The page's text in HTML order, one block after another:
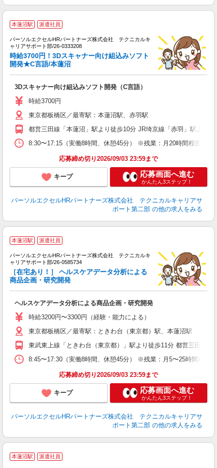
本蓮沼駅 派遣社員
パーソルエクセルHRパートナーズ株式会社 テクニカルキ
ャリアサポート部/26-0333208
時給3700円！3Dスキャナー向け組込みソフト
開発★C言語/本蓮沼
3Dスキャナー向け組込みソフト開発（C言語）
時給3700円
東京都板橋区／最寄駅：本蓮沼駅、赤羽駅
都営三田線「本蓮沼」駅より徒歩10分 JR埼京線「赤羽」駅より民
8:30〜17:15（実働8時間、休憩45分） ※残業：月20時間程度 【
応募締め切り2026/09/03 23:59まで
キープ 応募画面へ進む
かんたん3ステップ！
パーソルエクセルHRパートナーズ株式会社 テクニカルキャリアサ
ポート第二部 の他の求人をみる
本蓮沼駅 派遣社員
パーソルエクセルHRパートナーズ株式会社 テクニカルキ
ャリアサポート部/26-0585734
［在宅あり！］ ヘルスケアデータ分析による
商品企画・研究開発
ヘルスケアデータ分析による商品企画・研究開発
時給3200円〜3300円（経験・能力による）
東京都板橋区／最寄駅：ときわ台（東京都）駅、本蓮沼駅
東武東上線「ときわ台（東京都）」駅より徒歩11分 都営三田線「
8:45〜17:30（実働8時間、休憩45分） ※残業：月5〜25時間程度
応募締め切り2026/09/03 23:59まで
キープ 応募画面へ進む
かんたん3ステップ！
パーソルエクセルHRパートナーズ株式会社 テクニカルキャリアサ
ポート第二部 の他の求人をみる
本蓮沼駅 派遣社員